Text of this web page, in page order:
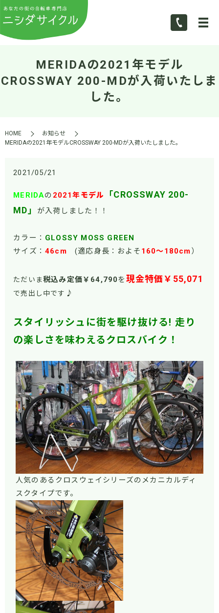
MERIDAの2021年モデル
CROSSWAY 200-MDが入荷いたしま
した。
HOME
お知らせ
MERIDAの2021年モデルCROSSWAY 200-MDが入荷いたしました。
2021/05/21
MERIDAの 2021年モデル
「CROSSWAY 200-
MD」
が入荷しました！！
カラー： GLOSSY MOSS GREEN
サイズ： 46cm (適応身長：およそ 160～180cm ）
ただいま税込み定価￥64,790を 現金特価￥55,071
で売出し中です ♪
スタイリッシュに街を駆け抜ける! 走り
の楽しさを味わえるクロスバイク！
人気のあるクロスウェイシリーズのメカニカルディ
スクタイプです。